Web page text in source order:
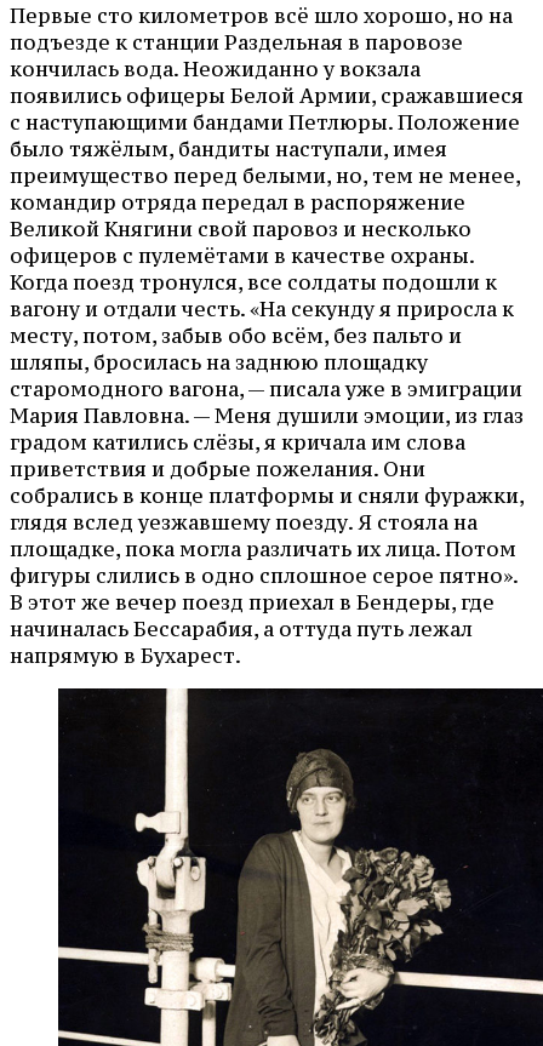
Первые сто километров всё шло хорошо, но на
подъезде к станции Раздельная в паровозе
кончилась вода. Неожиданно у вокзала
появились офицеры Белой Армии, сражавшиеся
с наступающими бандами Петлюры. Положение
было тяжёлым, бандиты наступали, имея
преимущество перед белыми, но, тем не менее,
командир отряда передал в распоряжение
Великой Княгини свой паровоз и несколько
офицеров с пулемётами в качестве охраны.
Когда поезд тронулся, все солдаты подошли к
вагону и отдали честь. «На секунду я приросла к
месту, потом, забыв обо всём, без пальто и
шляпы, бросилась на заднюю площадку
старомодного вагона, — писала уже в эмиграции
Мария Павловна. — Меня душили эмоции, из глаз
градом катились слёзы, я кричала им слова
приветствия и добрые пожелания. Они
собрались в конце платформы и сняли фуражки,
глядя вслед уезжавшему поезду. Я стояла на
площадке, пока могла различать их лица. Потом
фигуры слились в одно сплошное серое пятно».
В этот же вечер поезд приехал в Бендеры, где
начиналась Бессарабия, а оттуда путь лежал
напрямую в Бухарест.